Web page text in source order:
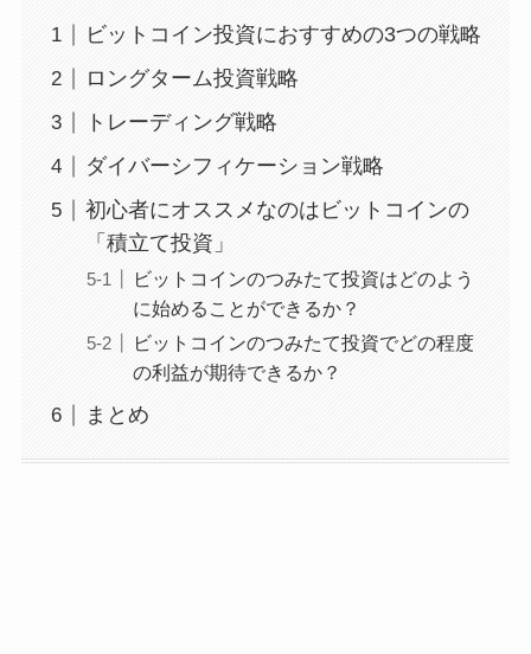
ビットコイン投資におすすめの3つの戦略
ロングターム投資戦略
トレーディング戦略
ダイバーシフィケーション戦略
初心者にオススメなのはビットコインの
「積立て投資」
ビットコインのつみたて投資はどのよう
に始めることができるか？
ビットコインのつみたて投資でどの程度
の利益が期待できるか？
まとめ